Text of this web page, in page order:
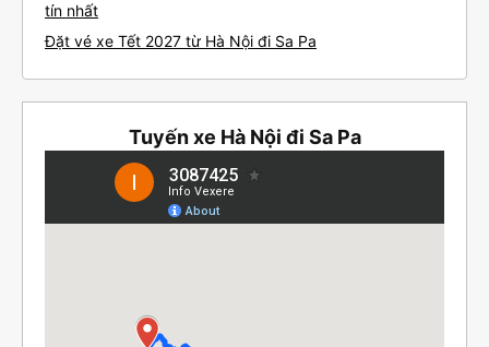
tín nhất
Đặt vé xe Tết 2027 từ Hà Nội đi Sa Pa
Tuyến xe Hà Nội đi Sa Pa